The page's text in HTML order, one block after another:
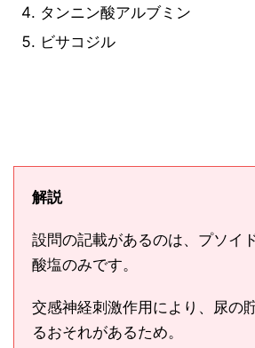
タンニン酸アルブミン
ビサコジル
解説
設問の記載があるのは、プソイ
酸塩のみです。
交感神経刺激作用により、尿の
るおそれがあるため。